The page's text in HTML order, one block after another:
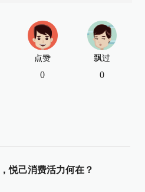
点赞
0
飘过
0
悦己消费活力何在？